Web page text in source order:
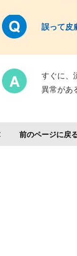
誤って皮
すぐに、
異常があ
前のページに戻